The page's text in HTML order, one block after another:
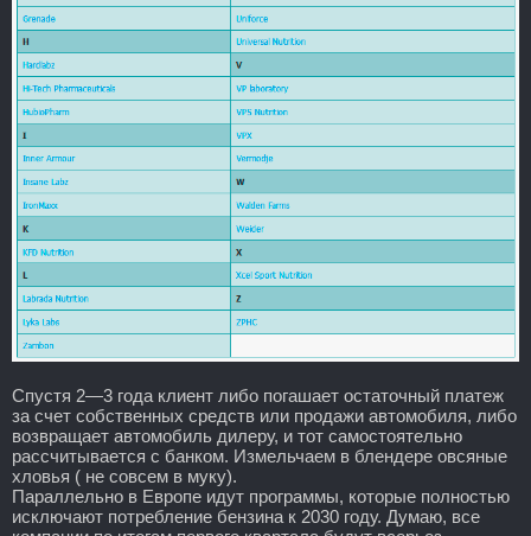
Спустя 2—3 года клиент либо погашает остаточный платеж
за счет собственных средств или продажи автомобиля, либо
возвращает автомобиль дилеру, и тот самостоятельно
рассчитывается с банком. Измельчаем в блендере овсяные
хловья ( не совсем в муку).
Параллельно в Европе идут программы, которые полностью
исключают потребление бензина к 2030 году. Думаю, все